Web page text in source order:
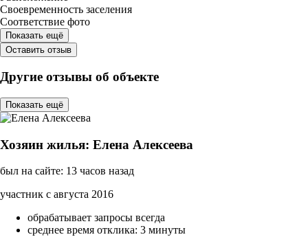
Своевременность заселения
Соответствие фото
Показать ещё
Оставить отзыв
Другие отзывы об объекте
Показать ещё
Хозяин жилья: Елена Алексеева
был на сайте: 13 часов назад
участник с августа 2016
обрабатывает запросы всегда
среднее время отклика: 3 минуты